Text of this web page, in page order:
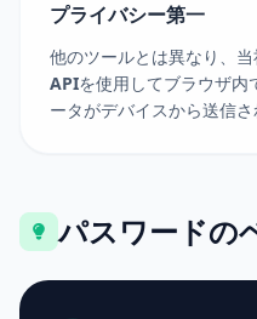
プライバシー第一
他のツールとは異なり、
APIを使用してブラウザ内
ータがデバイスから送信さ
パスワードの